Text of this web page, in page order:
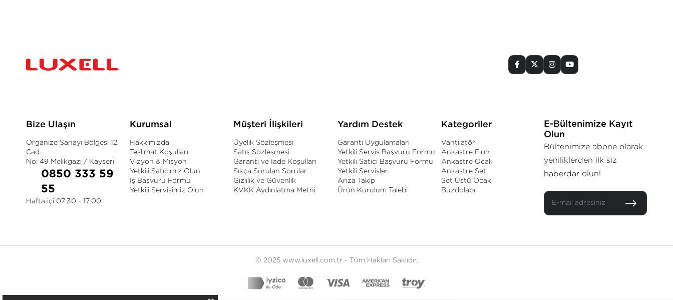
Bize Ulaşın
Organize Sanayi Bölgesi 12.
Cad.
No: 49 Melikgazi / Kayseri
0850 333 59
55
Hafta içi 07:30 - 17:00
Kurumsal
Hakkımızda
Teslimat Koşulları
Vizyon & Misyon
Yetkili Satıcımız Olun
İş Başvuru Formu
Yetkili Servisimiz Olun
Müşteri İlişkileri
Üyelik Sözleşmesi
Satış Sözleşmesi
Garanti ve İade Koşulları
Sıkça Sorulan Sorular
Gizlilik ve Güvenlik
KVKK Aydınlatma Metni
Yardım Destek
Garanti Uygulamaları
Yetkili Servis Başvuru Formu
Yetkili Satıcı Başvuru Formu
Yetkili Servisler
Arıza Takip
Ürün Kurulum Talebi
Kategoriler
Vantilatör
Ankastre Fırın
Ankastre Ocak
Ankastre Set
Set Üstü Ocak
Buzdolabı
E-Bültenimize Kayıt
Olun
Bültenimize abone olarak
yeniliklerden ilk siz
haberdar olun!
© 2025 www.luxell.com.tr - Tüm Hakları Saklıdır.